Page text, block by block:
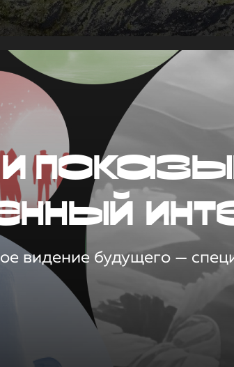
видение будущего —